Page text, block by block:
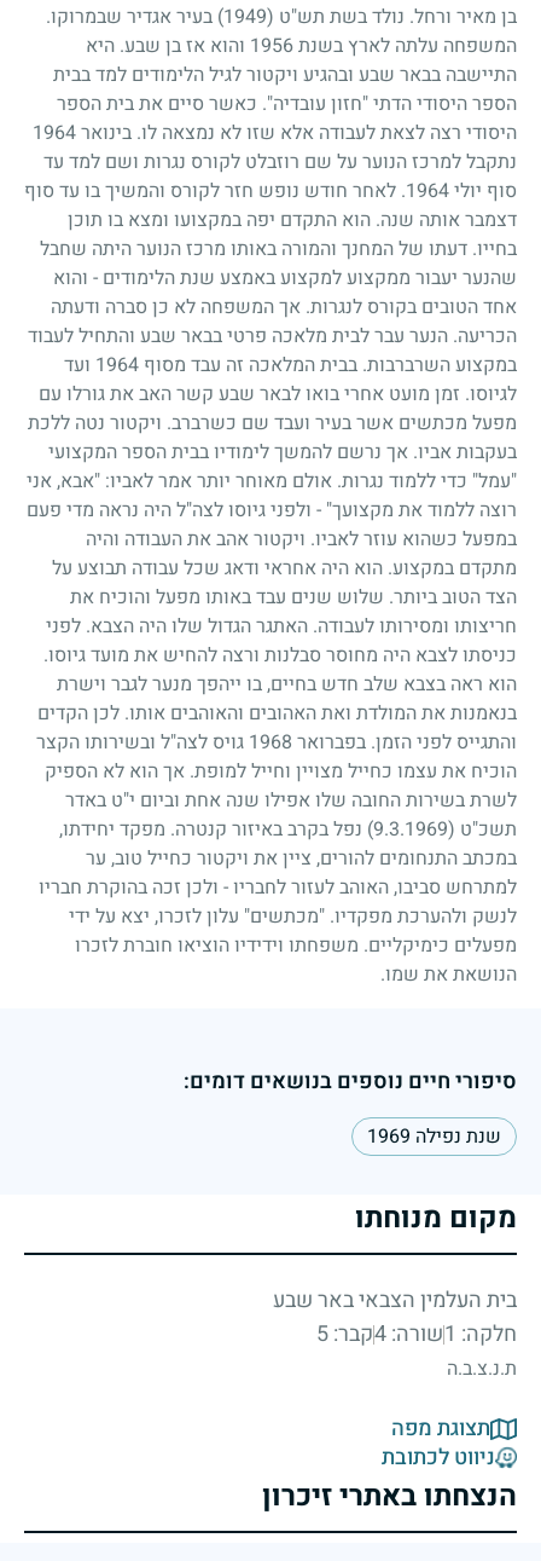
בן מאיר ורחל. נולד בשת תש"ט (1949)
בעיר אגדיר שבמרוקו.
המשפחה עלתה לארץ בשנת1956 והוא אז בן שבע. היא
התיישבה בבאר שבע ובהגיע ויקטור לגיל הלימודים למד בבית
הספר היסודי הדתי "חזון עובדיה". כאשר סיים את בית הספר
היסודי רצה לצאת לעבודה אלא שזו לא נמצאה לו. בינואר1964
נתקבל למרכז הנוער על שם רוזבלט לקורס נגרות ושם למד עד
סוף יולי1964. לאחר חודש נופש חזר לקורס והמשיך בו עד סוף
דצמבר אותה שנה. הוא התקדם יפה במקצועו ומצא בו תוכן
בחייו. דעתו של המחנך והמורה באותו מרכז הנוער היתה שחבל
שהנער יעבור ממקצוע למקצוע באמצע שנת הלימודים - והוא
אחד הטובים בקורס לנגרות. אך המשפחה לא כן סברה ודעתה
הכריעה. הנער עבר לבית מלאכה פרטי בבאר שבע והתחיל לעבוד
במקצוע השרברבות. בבית המלאכה זה עבד מסוף 1964 ועד
לגיוסו. זמן מועט אחרי בואו לבאר שבע קשר האב את גורלו עם
מפעל מכתשים אשר בעיר ועבד שם כשרברב. ויקטור נטה ללכת
בעקבות אביו. אך נרשם להמשך לימודיו בבית הספר המקצועי
"עמל" כדי ללמוד נגרות. אולם מאוחר יותר אמר לאביו: "אבא, אני
רוצה ללמוד את מקצועך" - ולפני גיוסו לצה"ל היה נראה מדי פעם
במפעל כשהוא עוזר לאביו. ויקטור אהב את העבודה והיה
מתקדם במקצוע. הוא היה אחראי ודאג שכל עבודה תבוצע על
הצד הטוב ביותר. שלוש שנים עבד באותו מפעל והוכיח את
חריצותו ומסירותו לעבודה. האתגר הגדול שלו היה הצבא. לפני
כניסתו לצבא היה מחוסר סבלנות ורצה להחיש את מועד גיוסו.
הוא ראה בצבא שלב חדש בחיים, בו ייהפך מנער לגבר וישרת
בנאמנות את המולדת ואת האהובים והאוהבים אותו. לכן הקדים
והתגייס לפני הזמן. בפברואר 1968 גויס לצה"ל ובשירותו הקצר
הוכיח את עצמו כחייל מצויין וחייל למופת. אך הוא לא הספיק
לשרת בשירות החובה שלו אפילו שנה אחת וביום י"ט באדר
תשכ"ט (9.3.1969)
נפל בקרב באיזור קנטרה. מפקד יחידתו,
במכתב התנחומים להורים, ציין את ויקטור כחייל טוב, ער
למתרחש סביבו, האוהב לעזור לחבריו - ולכן זכה בהוקרת חבריו
לנשק ולהערכת מפקדיו. "מכתשים" עלון לזכרו, יצא על ידי
מפעלים כימיקליים. משפחתו וידידיו הוציאו חוברת לזכרו
הנושאת את שמו.
סיפורי חיים נוספים בנושאים דומים:
שנת נפילה 1969
מקום מנוחתו
בית העלמין הצבאי באר שבע
חלקה: 1
שורה: 4 קבר: 5
ת.נ.צ.ב.ה
תצוגת מפה
ניווט לכתובת
הנצחתו באתרי זיכרון